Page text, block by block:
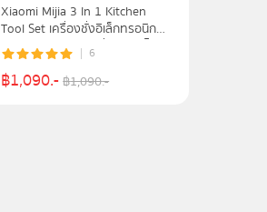
Xiaomi Mijia 3 In 1 Kitchen
Tool Set เครื่องชั่งอิเล็กทรอนิกส์
จับเวลาอัจฉริยะ และที่เปิดขวดไวน์
ไฟฟ้า
6
฿1,090.-฿1,090.-